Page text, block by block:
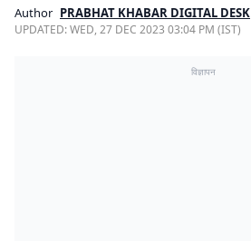
Author PRABHAT KHABAR DIGITAL DESK
UPDATED:WED, 27 DEC 2023 03:04 PM (IST)
विज्ञापन